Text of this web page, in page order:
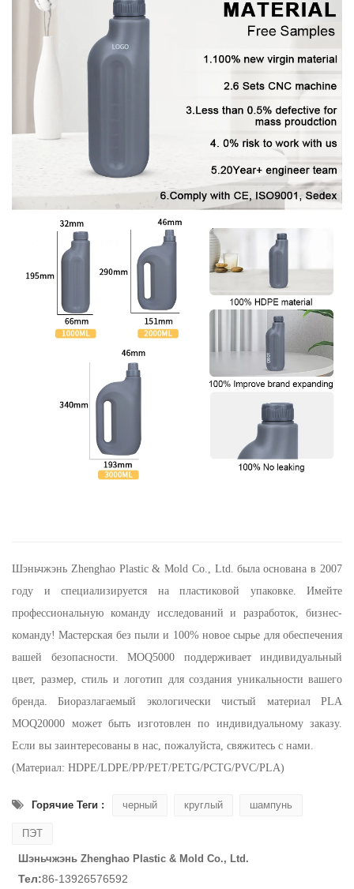
Шэньчжэнь Zhenghao Plastic & Mold Co., Ltd.
была основана в 2007
году и специализируется на пластиковой упаковке. Имейте
профессиональную команду исследований и разработок, бизнес-
команду! Мастерская без пыли и 100% новое сырье для обеспечения
вашей безопасности. MOQ5000 поддерживает индивидуальный
цвет, размер, стиль и логотип для создания уникальности вашего
бренда. Биоразлагаемый экологически чистый материал PLA
MOQ20000 может быть изготовлен по индивидуальному заказу.
Если вы заинтересованы в нас, пожалуйста, свяжитесь с нами.
(Материал: HDPE/LDPE/PP/PET/PETG/PCTG/PVC/PLA)
Горячие Теги : черный круглый шампунь
ПЭТ
Шэньчжэнь Zhenghao Plastic & Mold Co., Ltd.
Тел:86-13926576592